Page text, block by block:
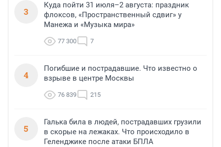
3
Куда пойти 31 июля–2 августа: праздник
флоксов, «Пространственный сдвиг» у
Манежа и «Музыка мира»
77 300 7
4
Погибшие и пострадавшие. Что известно о
взрыве в центре Москвы
76 839 215
5
Галька била в людей, пострадавших грузили
в скорые на лежаках. Что происходило в
Геленджике после атаки БПЛА